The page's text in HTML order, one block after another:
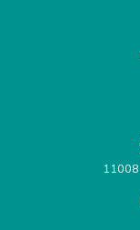
11008